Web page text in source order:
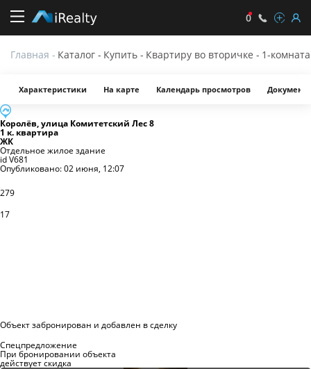
0
квартиры
Главная - Каталог - Купить - Квартиру во вторичке - 1-комната
Характеристики На карте Календарь просмотров
Королёв,улица Комитетский Лес8
1 к. квартира
ЖК
Отдельное жилое здание
idV681
Опубликовано:02 июня, 12:07
279
17
Объект забронирован и добавлен в сделку
Спецпредложение
При бронировании объекта
действует скидка